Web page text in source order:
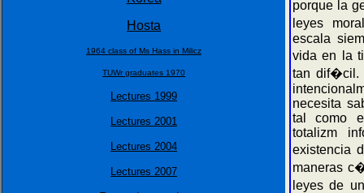
Hosta
1964 class of Ms Hass in Milicz
TUWr graduates 1970
Lectures 1999
Lectures 2001
Lectures 2004
Lectures 2007
porque la
leyes
escala
vida en la
tan dif�cil.
necesita
tal como
totalizm
existencia
maneras
leyes de